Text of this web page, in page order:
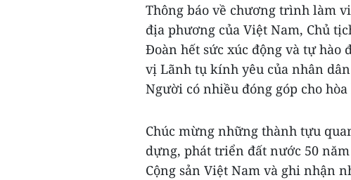
Thông báo về chương trình làm
địa phương của Việt Nam, Chủ
Đoàn hết sức xúc động và tự hào
vị Lãnh tụ kính yêu của nhân
Người có nhiều đóng góp cho
Chúc mừng những thành tựu
dựng, phát triển đất nước 50
Cộng sản Việt Nam và ghi nhận